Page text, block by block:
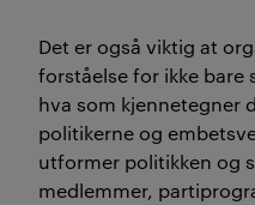
Det er også viktig at
forståelse for ikke bare
hva som kjennetegner
politikerne og
utformer politikken og
medlemmer,